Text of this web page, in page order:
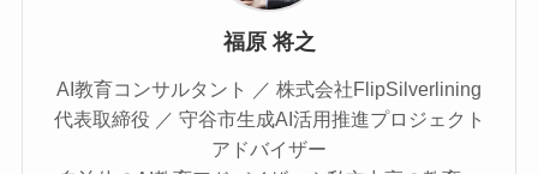
福原 将之
AI教育コンサルタント ／ 株式会社FlipSilverlining
代表取締役 ／ 守谷市生成AI活用推進プロジェクト
アドバイザー